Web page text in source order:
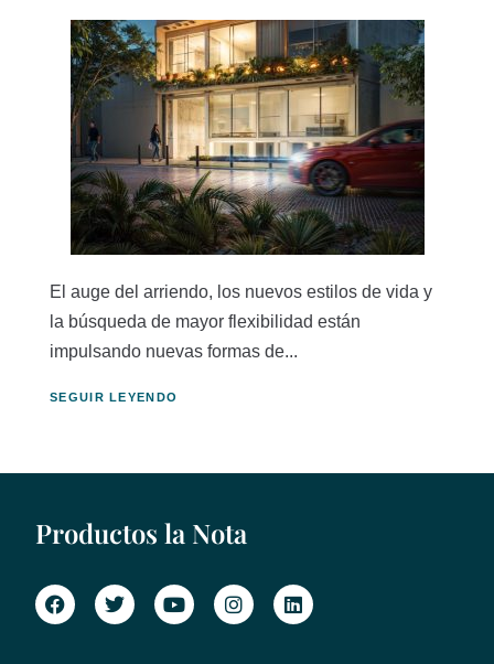
El auge del arriendo, los nuevos estilos de vida y
la búsqueda de mayor flexibilidad están
impulsando nuevas formas de...
SEGUIR LEYENDO
Productos la Nota